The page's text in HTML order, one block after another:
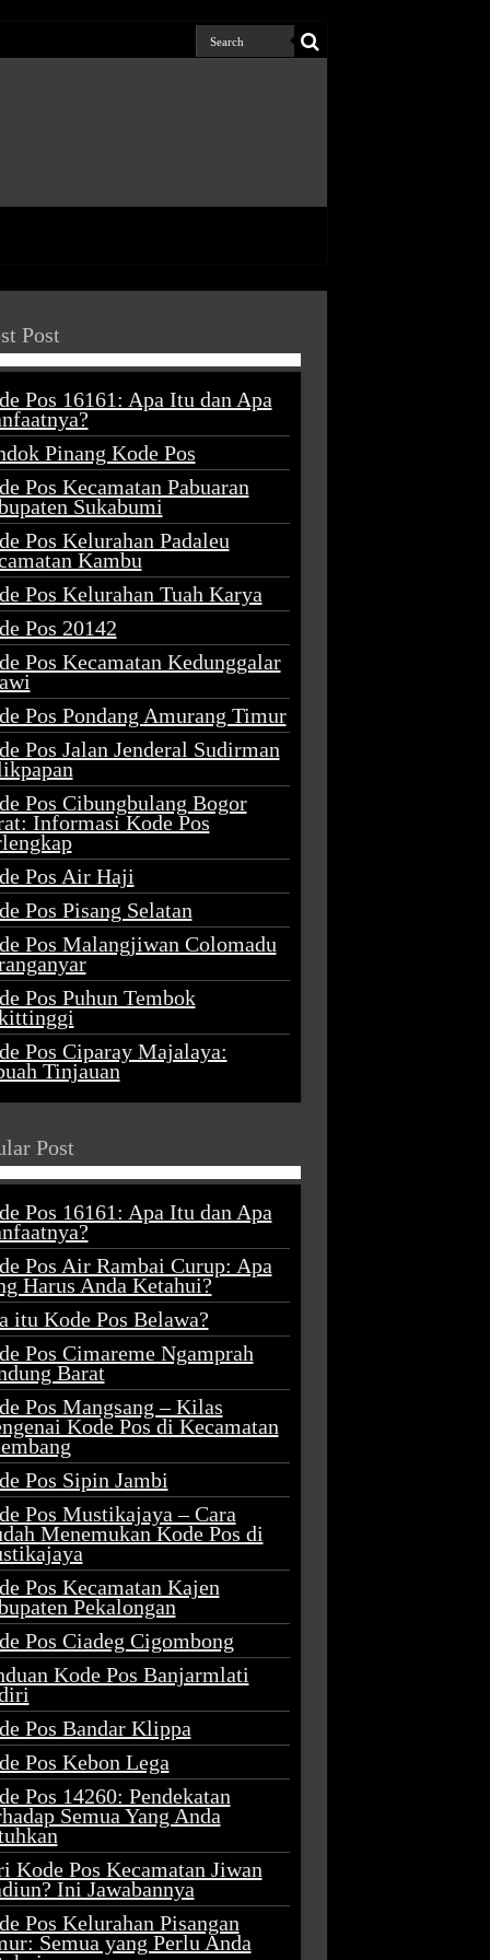
Post
Pos 16161: Apa Itu dan Apa
Pinang Kode Pos
Pos Kecamatan Pabuaran
Sukabumi
Pos Kelurahan Padaleu
Kambu
Pos Kelurahan Tuah Karya
Pos 20142
Pos Kecamatan Kedunggalar
Pos Pondang Amurang Timur
Pos Jalan Jenderal Sudirman
Pos Cibungbulang Bogor
Informasi Kode Pos
Pos Air Haji
Pos Pisang Selatan
Pos Malangjiwan Colomadu
Pos Puhun Tembok
Pos Ciparay Majalaya:
Tinjauan
Post
Pos 16161: Apa Itu dan Apa
Pos Air Rambai Curup: Apa
Harus Anda Ketahui?
itu Kode Pos Belawa?
Pos Cimareme Ngamprah
Barat
Pos Mangsang – Kilas
Kode Pos di Kecamatan
Pos Sipin Jambi
Pos Mustikajaya – Cara
Menemukan Kode Pos di
Pos Kecamatan Kajen
Pekalongan
Pos Ciadeg Cigombong
Kode Pos Banjarmlati
Pos Bandar Klippa
Pos Kebon Lega
Pos 14260: Pendekatan
Semua Yang Anda
Kode Pos Kecamatan Jiwan
Ini Jawabannya
Pos Kelurahan Pisangan
Semua yang Perlu Anda